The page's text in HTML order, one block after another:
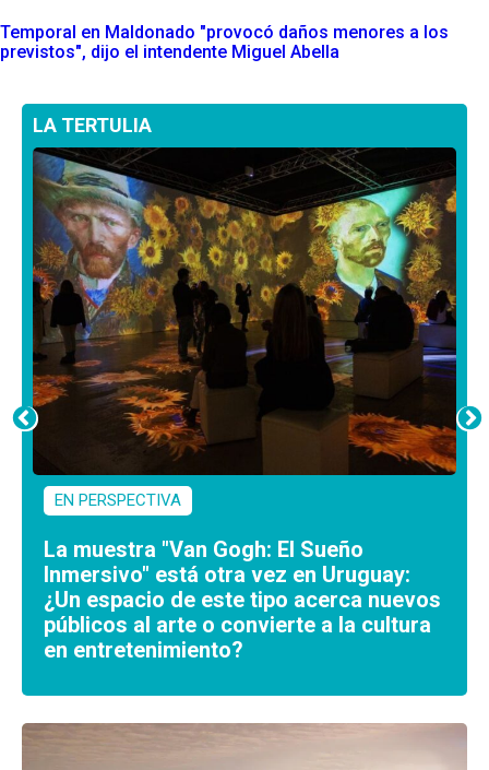
Temporal en Maldonado "provocó daños menores a los
previstos", dijo el intendente Miguel Abella
LA TERTULIA
EN PERSPECTIVA
La muestra "Van Gogh: El Sueño
Inmersivo" está otra vez en Uruguay:
¿Un espacio de este tipo acerca nuevos
públicos al arte o convierte a la cultura
en entretenimiento?